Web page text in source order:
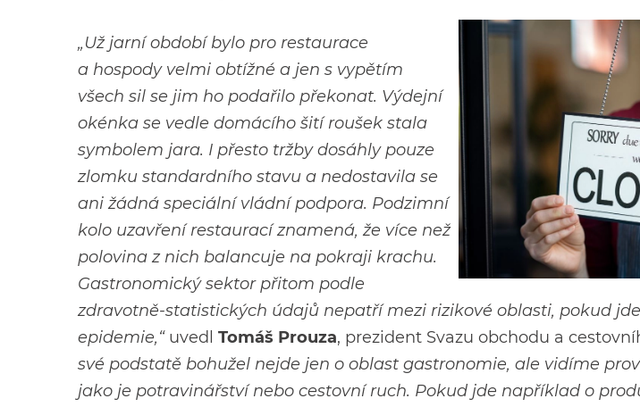
„Už jarní období bylo pro restaurace
a hospody velmi obtížné a jen s vypětím
všech sil se jim ho podařilo překonat. Výdejní
okénka se vedle domácího šití roušek stala
symbolem jara. I přesto tržby dosáhly pouze
zlomku standardního stavu a nedostavila se
ani žádná speciální vládní podpora. Podzimní
kolo uzavření restaurací znamená, že více než
polovina z nich balancuje na pokraji krachu.
Gastronomický sektor přitom podle
zdravotně-statistických údajů nepatří mezi rizikové oblasti, pokud
epidemie,“uvedl Tomáš Prouza, prezident Svazu obchodu a
své podstatě bohužel nejde jen o oblast gastronomie, ale vidíme
jako je potravinářství nebo cestovní ruch. Pokud jde například o